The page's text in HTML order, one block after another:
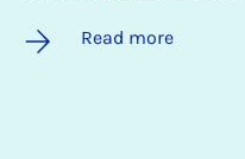
Read more